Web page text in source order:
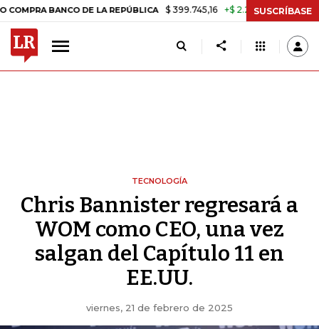
BANCO DE LA REPÚBLICA $ 399.745,16 +$ 2.295,71 +0,58% TASA
SUSCRÍBASE
TECNOLOGÍA
Chris Bannister regresará a
WOM como CEO, una vez
salgan del Capítulo 11 en
EE.UU.
viernes, 21 de febrero de 2025